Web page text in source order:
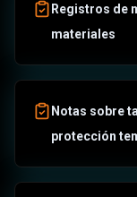
Registros de
materiales
Notas sobre
protección